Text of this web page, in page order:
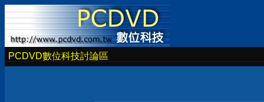
PCDVD數位科技討論區